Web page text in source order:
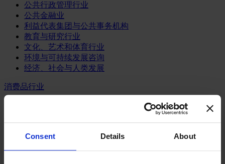
Consent Details About
公共行政管理行业
公共金融业
利益代表集团与公共事务机构
教育与研究行业
文化、艺术和体育行业
环境与可持续发展咨询
经济、社会与人类发展
消费品行业
零售、服装与奢侈品